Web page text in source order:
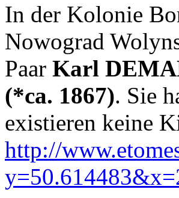
In der Kolonie
Nowograd
Paar Karl
(*ca. 1867). Sie
existieren keine
http://